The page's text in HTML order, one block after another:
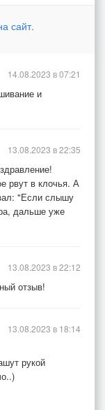
сайт.
и
14.08.2023 в 07:21
рвут в клочья. А
"Если слышу
дальше уже
13.08.2023 в 22:35
отзыв!
13.08.2023 в 22:12
рукой
13.08.2023 в 18:14